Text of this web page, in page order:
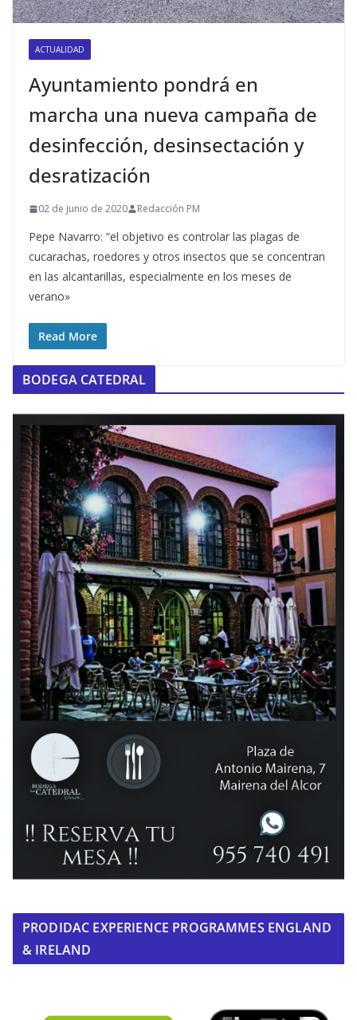
ACTUALIDAD
Ayuntamiento pondrá en
marcha una nueva campaña de
desinfección, desinsectación y
desratización
02 de junio de 2020 Redacción PM
Pepe Navarro: “el objetivo es controlar las plagas de
cucarachas, roedores y otros insectos que se concentran
en las alcantarillas, especialmente en los meses de
verano»
Read More
BODEGA CATEDRAL
PRODIDAC EXPERIENCE PROGRAMMES ENGLAND
& IRELAND